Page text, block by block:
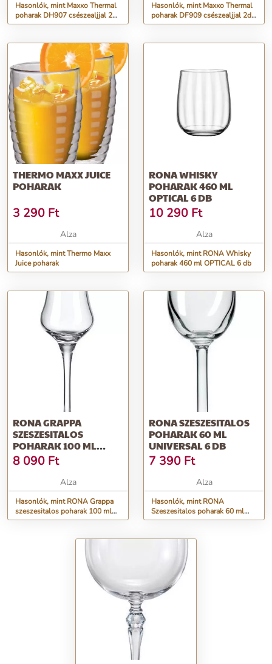
Hasonlók, mint Maxxo Thermal
poharak DH907 csészealjjal 2db
100ml
Hasonlók, mint Maxxo Thermal
poharak DF909 csészealjjal 2db
220ml
THERMO MAXX JUICE
POHARAK
3 290 Ft
Alza
Hasonlók, mint Thermo Maxx
Juice poharak
RONA WHISKY
POHARAK 460 ML
OPTICAL 6 DB
10 290 Ft
Alza
Hasonlók, mint RONA Whisky
poharak 460 ml OPTICAL 6 db
RONA GRAPPA
SZESZESITALOS
POHARAK 100 ML
UNIVERSAL 6 DB
8 090 Ft
Alza
Hasonlók, mint RONA Grappa
szeszesitalos poharak 100 ml
UNIVERSAL 6 db
RONA SZESZESITALOS
POHARAK 60 ML
UNIVERSAL 6 DB
7 390 Ft
Alza
Hasonlók, mint RONA
Szeszesitalos poharak 60 ml
UNIVERSAL 6 db